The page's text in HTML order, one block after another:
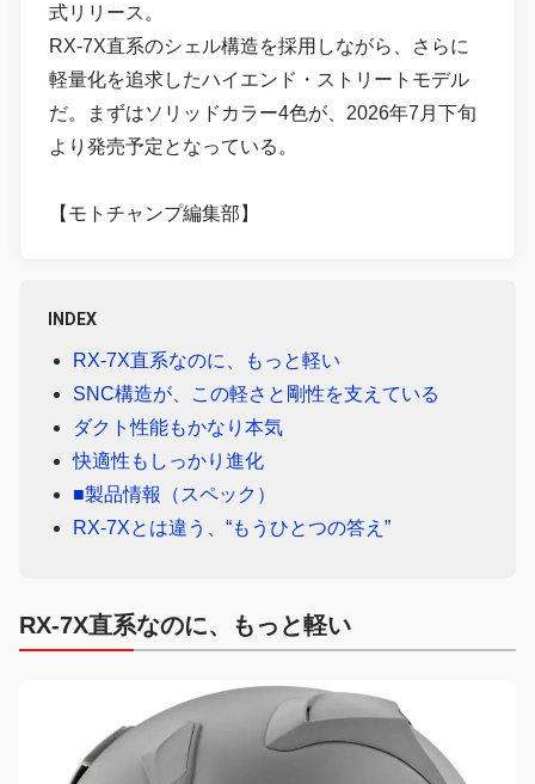
式リリース。
RX-7X直系のシェル構造を採用しながら、さらに
軽量化を追求したハイエンド・ストリートモデル
だ。まずはソリッドカラー4色が、2026年7月下旬
より発売予定となっている。
【モトチャンプ編集部】
INDEX
RX-7X直系なのに、もっと軽い
SNC構造が、この軽さと剛性を支えている
ダクト性能もかなり本気
快適性もしっかり進化
■製品情報（スペック）
RX-7Xとは違う、“もうひとつの答え”
RX-7X直系なのに、もっと軽い